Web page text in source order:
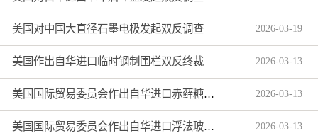
美国对中国大直径石墨电极发起双反调查 2026-03-19
美国作出自华进口临时钢制围栏双反终裁 2026-03-13
美国国际贸易委员会作出自华进口赤藓糖醇双反产业损害终裁 2026-03-13
美国国际贸易委员会作出自华进口浮法玻璃制品双反产业损害终裁 2026-03-13